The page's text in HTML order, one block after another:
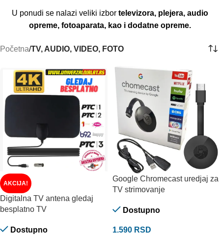
U ponudi se nalazi veliki izbor televizora, plejera, audio
opreme, fotoaparata, kao i dodatne opreme.
Početna/TV, AUDIO, VIDEO, FOTO
AKCIJA!
Digitalna TV antena gledaj
besplatno TV
Dostupno
Google Chromecast uredjaj za
TV strimovanje
Dostupno
1.590 RSD